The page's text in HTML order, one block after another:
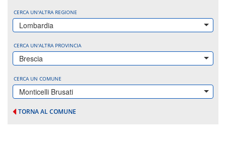
CERCA UN'ALTRA REGIONE
Lombardia
CERCA UN'ALTRA PROVINCIA
Brescia
CERCA UN COMUNE
Monticelli Brusati
TORNA AL COMUNE